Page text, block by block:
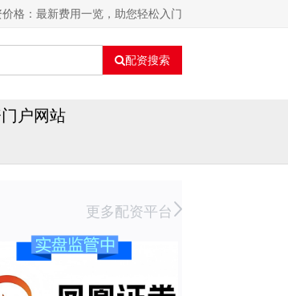
格：最新费用一览，助您轻松入门
配资搜索
户网站
更多配资平台